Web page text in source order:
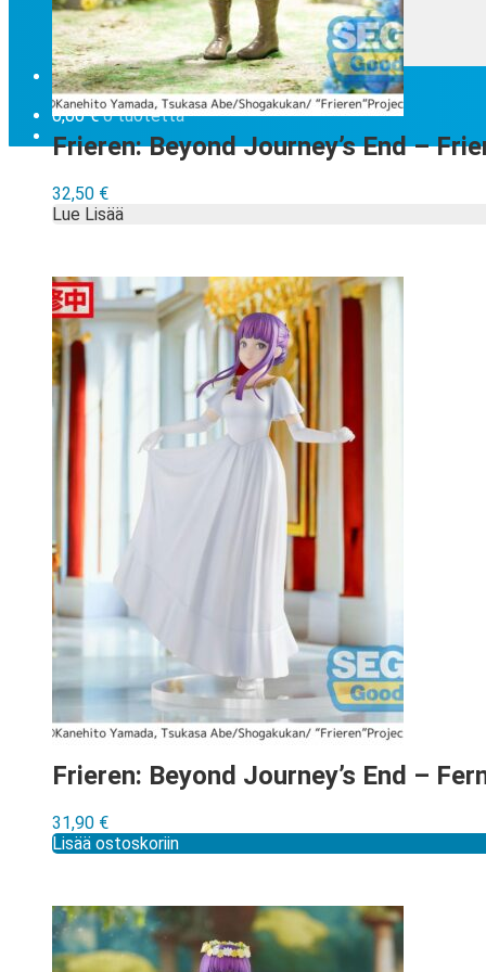
Eikö etsimääsi löydy valikoima …
Tilauksen peruminen
Uutiskirje
EN
0,00€ 0 tuotetta
Frieren: Beyond Journey’s End –
32,50 €
Lue Lisää
Frieren: Beyond Journey’s End –
31,90 €
Lisää ostoskoriin